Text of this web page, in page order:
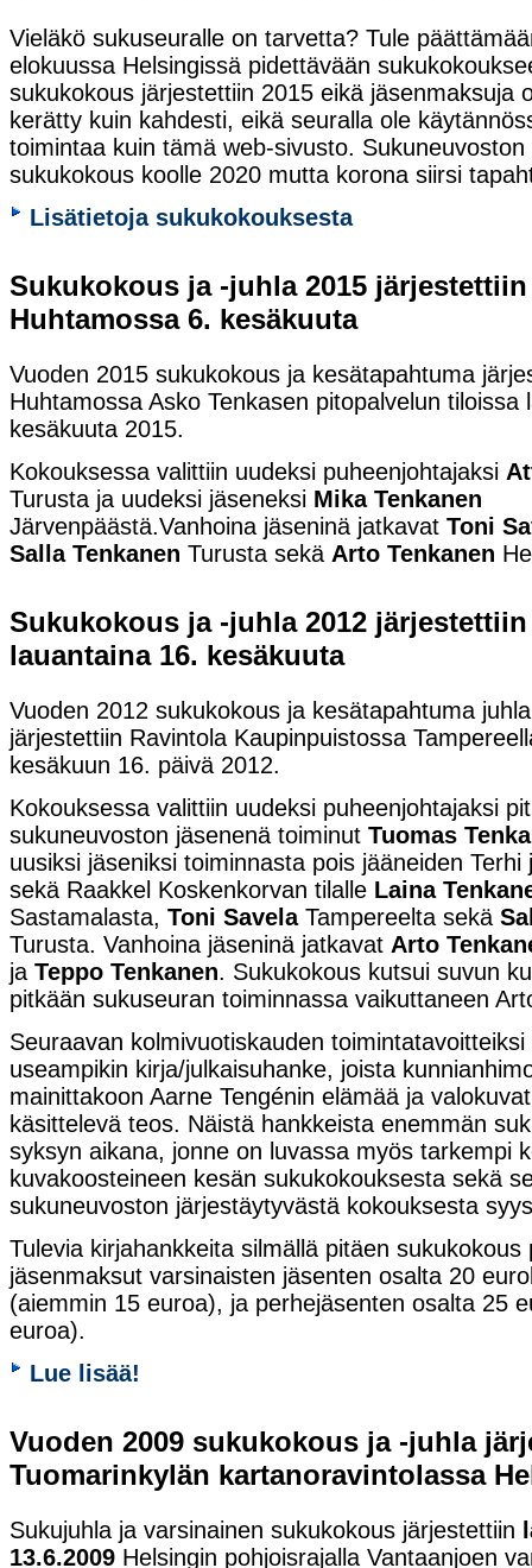
Vieläkö sukuseuralle on tarvetta? Tule
elokuussa Helsingissä pidettävään
sukukokous järjestettiin 2015 eikä jäsenmaksuja
kerätty kuin kahdesti, eikä seuralla ole
toimintaa kuin tämä web-sivusto.
sukukokous koolle 2020 mutta korona siirsi
Lisätietoja sukukokouksesta
Sukukokous ja -juhla 2015
Huhtamossa 6. kesäkuuta
Vuoden 2015 sukukokous ja kesätapahtuma
Huhtamossa Asko Tenkasen pitopalvelun tiloissa
kesäkuuta 2015.
Kokouksessa valittiin uudeksi puheenjohtajaksi
Turusta ja uudeksi jäseneksi Mika Tenkanen
Järvenpäästä.Vanhoina jäseninä jatkavat Toni
Salla Tenkanen Turusta sekä Arto Tenkanen
Sukukokous ja -juhla 2012 järjestettiin
lauantaina 16. kesäkuuta
Vuoden 2012 sukukokous ja kesätapahtuma
järjestettiin Ravintola Kaupinpuistossa
kesäkuun 16. päivä 2012.
Kokouksessa valittiin uudeksi puheenjohtajaksi
sukuneuvoston jäsenenä toiminut Tuomas
uusiksi jäseniksi toiminnasta pois jääneiden Terhi
sekä Raakkel Koskenkorvan tilalle Laina
Sastamalasta, Toni SavelaTampereelta sekä
Turusta. Vanhoina jäseninä jatkavat Arto
ja Teppo Tenkanen. Sukukokous kutsui suvun
pitkään sukuseuran toiminnassa vaikuttaneen
Seuraavan kolmivuotiskauden toimintatavoitteiksi
useampikin kirja/julkaisuhanke, joista
mainittakoon Aarne Tengénin elämää ja
käsittelevä teos. Näistä hankkeista enemmän
syksyn aikana, jonne on luvassa myös tarkempi
kuvakoosteineen kesän sukukokouksesta sekä
sukuneuvoston järjestäytyvästä kokouksesta
Tulevia kirjahankkeita silmällä pitäen
jäsenmaksut varsinaisten jäsenten osalta 20
(aiemmin 15 euroa), ja perhejäsenten osalta 25
euroa).
Lue lisää!
Vuoden 2009 sukukokous ja -juhla
Tuomarinkylän kartanoravintolassa
Sukujuhla ja varsinainen sukukokous järjestettiin
13.6.2009 Helsingin pohjoisrajalla Vantaanjoen